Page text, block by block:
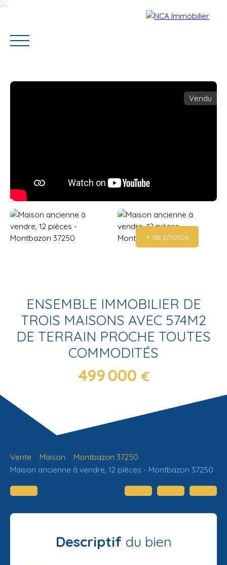
Accueil Vendre Acheter Louer
Estimation
Vendu
+ de photos
ENSEMBLE IMMOBILIER DE
TROIS MAISONS AVEC 574M2
DE TERRAIN PROCHE TOUTES
COMMODITÉS
499 000€
Vente Maison
Montbazon 37250
Maison ancienne à vendre, 12 pièces - Montbazon 37250
Descriptif du bien